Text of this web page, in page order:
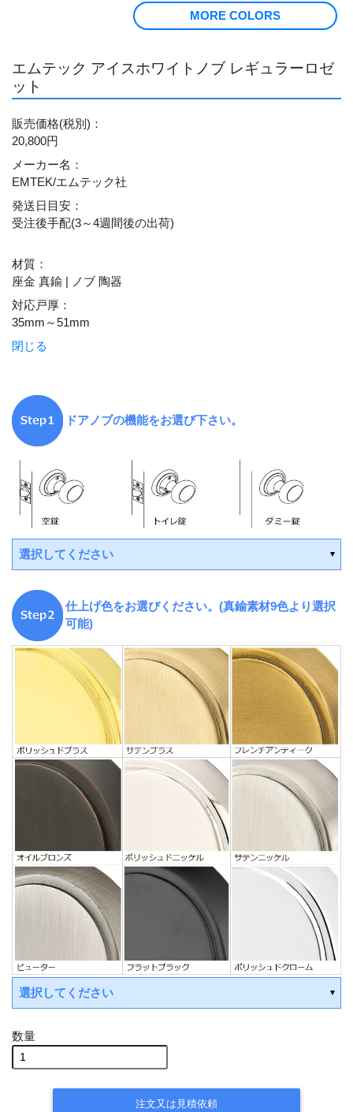
MORE COLORS
エムテック アイスホワイトノブ レギュラーロゼ
ット
販売価格(税別) ：
20,800円
メーカー名 ：
EMTEK/エムテック社
発送日目安 ：
受注後手配(3～4週間後の出荷)
材質 ：
座金 真鍮 | ノブ 陶器
対応戸厚 ：
35mm～51mm
閉じる
ドアノブの機能をお選び下さい。
選択してください
仕上げ色をお選びください。(真鍮素材9色より選択
可能)
選択してください
数量
注文又は見積依頼